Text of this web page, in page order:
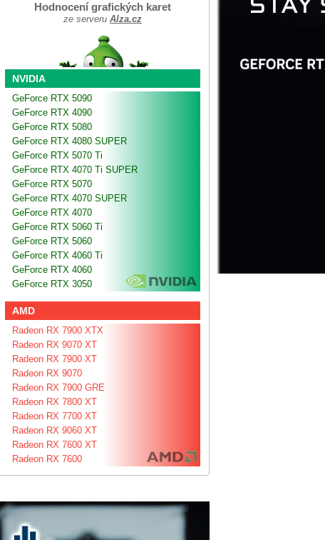
Hodnocení grafických karet
ze serveru Alza.cz
NVIDIA
GeForce RTX 5090
GeForce RTX 4090
GeForce RTX 5080
GeForce RTX 4080 SUPER
GeForce RTX 5070 Ti
GeForce RTX 4070 Ti SUPER
GeForce RTX 5070
GeForce RTX 4070 SUPER
GeForce RTX 4070
GeForce RTX 5060 Ti
GeForce RTX 5060
GeForce RTX 4060 Ti
GeForce RTX 4060
GeForce RTX 3050
AMD
Radeon RX 7900 XTX
Radeon RX 9070 XT
Radeon RX 7900 XT
Radeon RX 9070
Radeon RX 7900 GRE
Radeon RX 7800 XT
Radeon RX 7700 XT
Radeon RX 9060 XT
Radeon RX 7600 XT
Radeon RX 7600